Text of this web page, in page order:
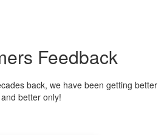
Feedback
back, we have been getting better
and better only!